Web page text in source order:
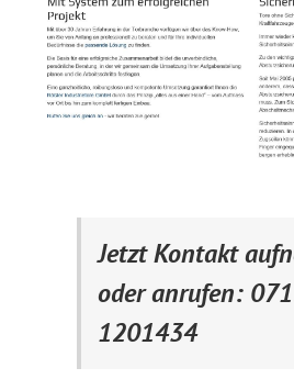
Jetzt Kontakt
oder anrufen:
1201434